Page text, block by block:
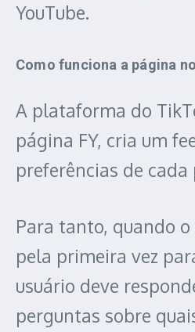
YouTube.
Como funciona a página
A plataforma do
página FY, cria um
preferências de cada
Para tanto, quando o
pela primeira vez
usuário deve
perguntas sobre